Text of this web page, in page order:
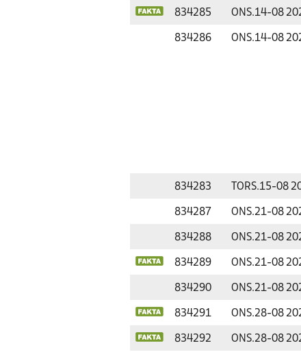
834285 ONS.14-08
834286 ONS.14-08
834283 TORS.15-08
834287 ONS.21-08
834288 ONS.21-08
834289 ONS.21-08
834290 ONS.21-08
834291 ONS.28-08
834292 ONS.28-08